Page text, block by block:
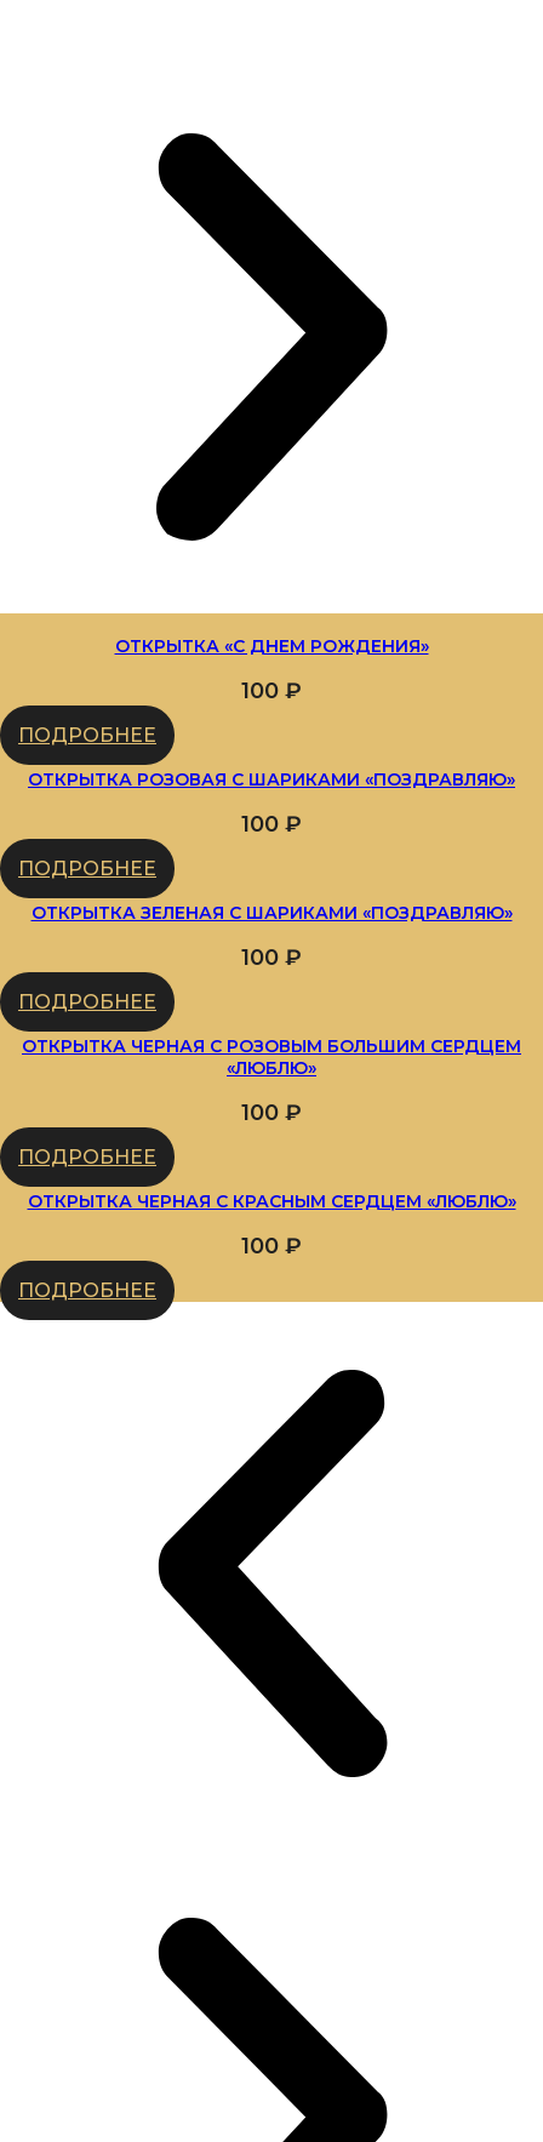
ОТКРЫТКА «С ДНЕМ РОЖДЕНИЯ»
100 ₽
ПОДРОБНЕЕ
ОТКРЫТКА РОЗОВАЯ С ШАРИКАМИ «ПОЗДРАВЛЯЮ»
100 ₽
ПОДРОБНЕЕ
ОТКРЫТКА ЗЕЛЕНАЯ С ШАРИКАМИ «ПОЗДРАВЛЯЮ»
100 ₽
ПОДРОБНЕЕ
ОТКРЫТКА ЧЕРНАЯ С РОЗОВЫМ БОЛЬШИМ СЕРДЦЕМ
«ЛЮБЛЮ»
100 ₽
ПОДРОБНЕЕ
ОТКРЫТКА ЧЕРНАЯ С КРАСНЫМ СЕРДЦЕМ «ЛЮБЛЮ»
100 ₽
ПОДРОБНЕЕ